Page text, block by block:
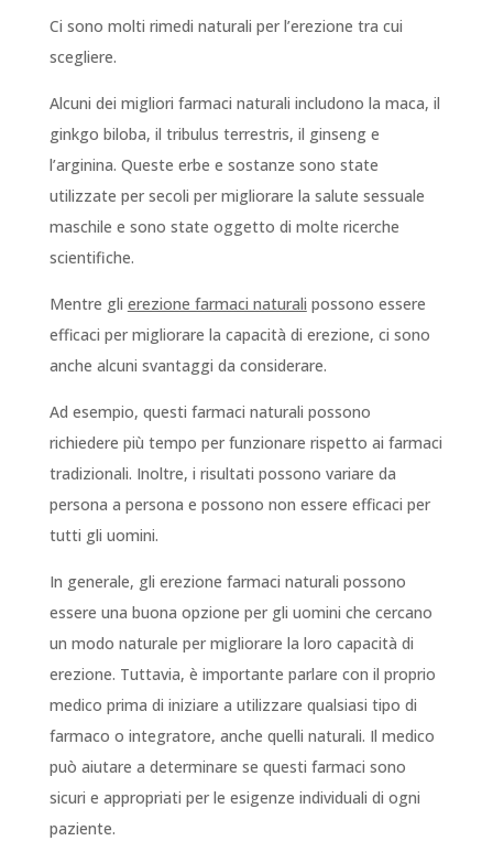
Ci sono molti rimedi naturali per l’erezione tra cui
scegliere.
Alcuni dei migliori farmaci naturali includono la maca, il
ginkgo biloba, il tribulus terrestris, il ginseng e
l’arginina. Queste erbe e sostanze sono state
utilizzate per secoli per migliorare la salute sessuale
maschile e sono state oggetto di molte ricerche
scientifiche.
Mentre gli erezione farmaci naturali possono essere
efficaci per migliorare la capacità di erezione, ci sono
anche alcuni svantaggi da considerare.
Ad esempio, questi farmaci naturali possono
richiedere più tempo per funzionare rispetto ai farmaci
tradizionali. Inoltre, i risultati possono variare da
persona a persona e possono non essere efficaci per
tutti gli uomini.
In generale, gli erezione farmaci naturali possono
essere una buona opzione per gli uomini che cercano
un modo naturale per migliorare la loro capacità di
erezione. Tuttavia, è importante parlare con il proprio
medico prima di iniziare a utilizzare qualsiasi tipo di
farmaco o integratore, anche quelli naturali. Il medico
può aiutare a determinare se questi farmaci sono
sicuri e appropriati per le esigenze individuali di ogni
paziente.